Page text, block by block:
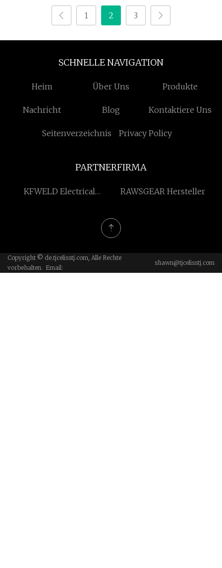
1 2 3
SCHNELLE NAVIGATION
Heim Über Uns Produkte
Nachricht Blog Kontaktiere Uns
Seitenverzeichnis Privacy Policy
PARTNERFIRMA
KFWELD Electrical
RAWSGEAR Hersteller
Copyright © de.tjcelisstj.com, Alle Rechte
vorbehalten. Email:
shawn@tjcelisstj.com